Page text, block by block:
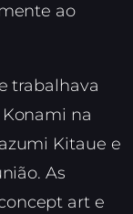
ao
trabalhava
na
Kitaue e
As
art e